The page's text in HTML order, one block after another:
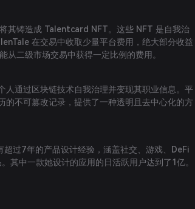
其铸造成 Talentcard NFT。这些 NFT 是自我治
在交易中收取少量平台费用，绝大部分收益
从二级市场交易中获得一定比例的费用。
人通过区块链技术自我治理并变现其职业信息。平
不可篡改记录，提供了一种透明且去中心化的方
过7年的产品设计经验，涵盖社交、游戏、DeFi
其中一款她设计的应用的日活跃用户达到了1亿。